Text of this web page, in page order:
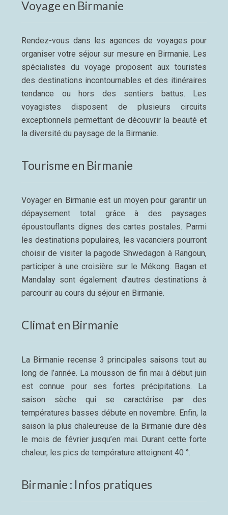
Voyage en Birmanie
Rendez-vous dans les agences de voyages pour
organiser votre séjour sur mesure en Birmanie. Les
spécialistes du voyage proposent aux touristes
des destinations incontournables et des itinéraires
tendance ou hors des sentiers battus. Les
voyagistes disposent de plusieurs circuits
exceptionnels permettant de découvrir la beauté et
la diversité du paysage de la Birmanie.
Tourisme en Birmanie
Voyager en Birmanie est un moyen pour garantir un
dépaysement total grâce à des paysages
époustouflants dignes des cartes postales. Parmi
les destinations populaires, les vacanciers pourront
choisir de visiter la pagode Shwedagon à Rangoun,
participer à une croisière sur le Mékong. Bagan et
Mandalay sont également d’autres destinations à
parcourir au cours du séjour en Birmanie.
Climat en Birmanie
La Birmanie recense 3 principales saisons tout au
long de l’année. La mousson de fin mai à début juin
est connue pour ses fortes précipitations. La
saison sèche qui se caractérise par des
températures basses débute en novembre. Enfin, la
saison la plus chaleureuse de la Birmanie dure dès
le mois de février jusqu’en mai. Durant cette forte
chaleur, les pics de température atteignent 40 °.
Birmanie : Infos pratiques